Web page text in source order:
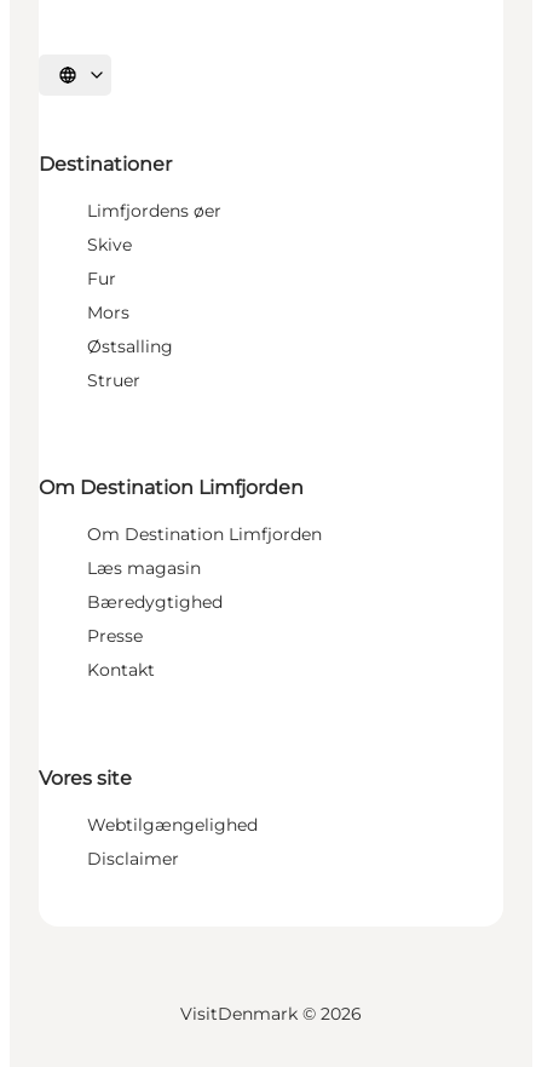
Vælg sprog
Destinationer
Limfjordens øer
Skive
Fur
Mors
Østsalling
Struer
Om Destination Limfjorden
Om Destination Limfjorden
Læs magasin
Bæredygtighed
Presse
Kontakt
Vores site
Webtilgængelighed
Disclaimer
VisitDenmark © 2026